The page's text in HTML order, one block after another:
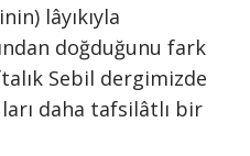
lâyıkıyla
doğduğunu fark
Sebil dergimizde
daha tafsilâtlı bir